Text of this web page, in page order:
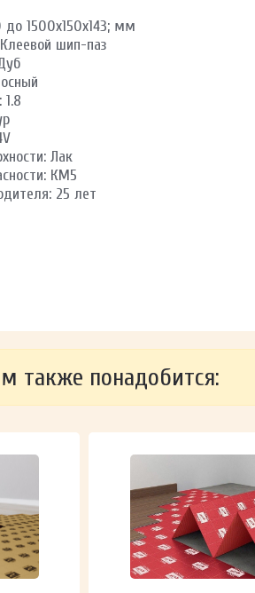
1500х150х143; мм
шип-паз
Лак
КМ5
25 лет
также понадобится: